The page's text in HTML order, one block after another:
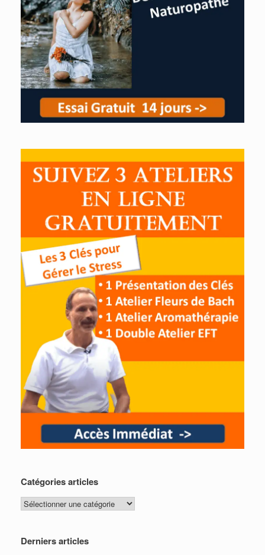
Catégories articles
Catégories
articles
Derniers articles